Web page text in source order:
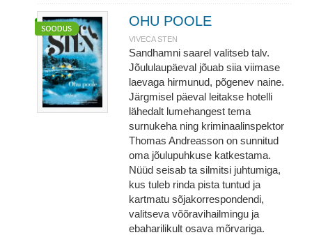
OHU POOLE
VIVECA STEN
Sandhamni saarel valitseb talv.
Jõululaupäeval jõuab siia viimase
laevaga hirmunud, põgenev naine.
Järgmisel päeval leitakse hotelli
lähedalt lumehangest tema
surnukeha ning kriminaalinspektor
Thomas Andreasson on sunnitud
oma jõulupuhkuse katkestama.
Nüüd seisab ta silmitsi juhtumiga,
kus tuleb rinda pista tuntud ja
kartmatu sõjakorrespondendi,
valitseva võõravihailmingu ja
ebaharilikult osava mõrvariga.